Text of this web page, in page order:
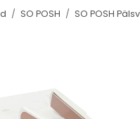
/ SO POSH / SO POSH